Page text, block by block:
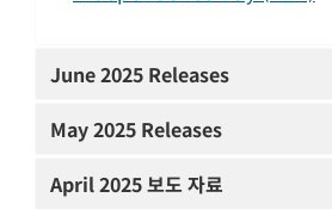
June2025 Releases
May2025 Releases
April2025 보도 자료